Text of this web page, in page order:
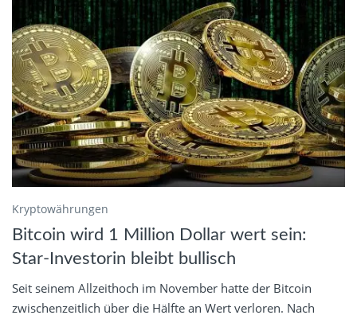
Kryptowährungen
Bitcoin wird 1 Million Dollar wert sein:
Star-Investorin bleibt bullisch
Seit seinem Allzeithoch im November hatte der Bitcoin
zwischenzeitlich über die Hälfte an Wert verloren. Nach